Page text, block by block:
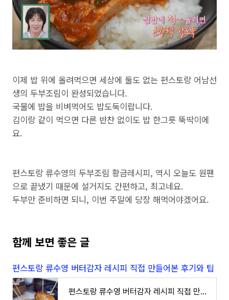
이제 밥 위에 올려먹으면 세상에 둘도 없는 편스토랑 어남선
생의 두부조림이 완성되었습니다.
국물에 밥을 비벼먹어도 밥도둑이랍니다.
김이랑 같이 먹으면 다른 반찬 없이도 밥 한그릇 뚝딱이에
요.
편스토랑 류수영의 두부조림 황금레시피, 역시 오늘도 원팬
으로 끝냈기 때문에 설거지도 간편하고, 최고네요.
두부만 준비하면 되니, 이번 주말에 당장 해먹어야겠어요.
함께 보면 좋은 글
편스토랑 류수영 버터감자 레시피 직접 만들어본 후기와 팁
편스토랑 류수영 버터감자 레시피 직접 만들어본 후기와 팁